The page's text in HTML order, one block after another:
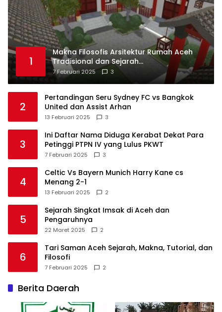
1
Makna Filosofis Arsitektur Rumah Aceh
Tradisional dan Sejarah
Perkembangannya
7 Februari 2025 3
2
Pertandingan Seru Sydney FC vs Bangkok
United dan Assist Arhan
13 Februari 2025 3
3
Ini Daftar Nama Diduga Kerabat Dekat Para
Petinggi PTPN IV yang Lulus PKWT
7 Februari 2025 3
4
Celtic Vs Bayern Munich Harry Kane cs
Menang 2-1
13 Februari 2025 2
5
Sejarah Singkat Imsak di Aceh dan
Pengaruhnya
22 Maret 2025 2
6
Tari Saman Aceh Sejarah, Makna, Tutorial, dan
Filosofi
7 Februari 2025 2
Berita Daerah